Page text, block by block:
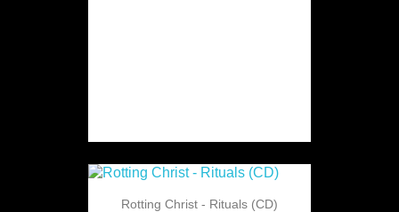
Rotting Christ - Rituals (CD)